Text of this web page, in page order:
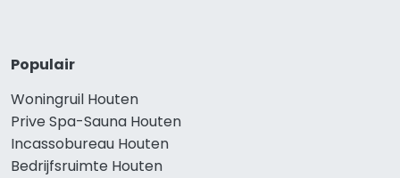
Populair
Woningruil Houten
Prive Spa-Sauna Houten
Incassobureau Houten
Bedrijfsruimte Houten